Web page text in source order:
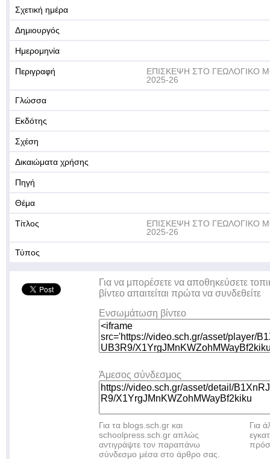
Σχετική ημέρα
Δημιουργός
Ημερομηνία
Περιγραφή
ΕΠΙΣΚΕΨΗ ΣΤΟ ΓΕΩΛΟΓΙΚΟ
2025-26
Γλώσσα
Εκδότης
Σχέση
Δικαιώματα χρήσης
Πηγή
Θέμα
Τίτλος
ΕΠΙΣΚΕΨΗ ΣΤΟ ΓΕΩΛΟΓΙΚΟ
2025-26
Τύπος
Για να μπορέσετε να αποθηκεύσετε
βίντεο απαιτείται πρώτα να συνδεθείτε
Ενσωμάτωση βίντεο
Άμεσος σύνδεσμος
Για τα blogs.sch.gr και
schoolpress.sch.gr απλώς
αντιγράψτε τον παραπάνω
σύνδεσμο μέσα στο άρθρο σας.
Για